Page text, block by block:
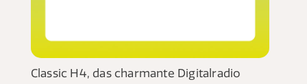
Classic H4, das charmante Digitalradio